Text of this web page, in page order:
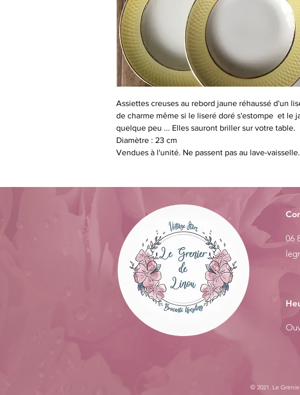
Assiettes creuses au rebord jaune réhaussé d'un
de charme même si le liseré doré s'estompe et le
quelque peu ... Elles sauront briller sur votre table.
Diamètre : 23 cm
Vendues à l'unité. Ne passent pas au lave-vaisselle.
06
© 2021. Le